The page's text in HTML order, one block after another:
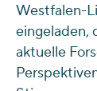
Westfalen-
eingeladen,
aktuelle